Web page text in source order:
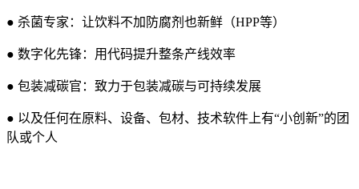
● 杀菌专家：让饮料不加防腐剂也新鲜（HPP等）
● 数字化先锋：用代码提升整条产线效率
● 包装减碳官：致力于包装减碳与可持续发展
● 以及任何在原料、设备、包材、技术软件上有“小创新”的团
队或个人